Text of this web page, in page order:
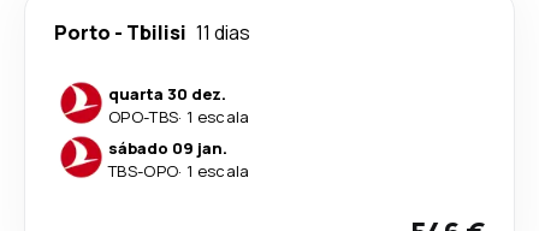
Porto - Tbilisi 11 dias
quarta 30 dez.
OPO-TBS· 1 escala
sábado 09 jan.
TBS-OPO· 1 escala